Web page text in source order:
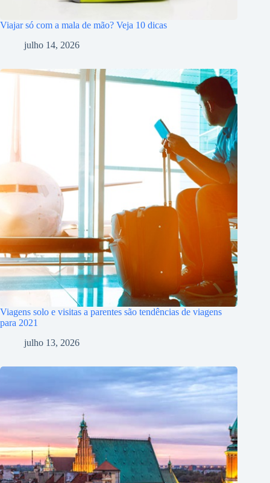
Viajar só com a mala de mão? Veja 10 dicas
julho 14, 2026
Viagens solo e visitas a parentes são tendências de viagens
para 2021
julho 13, 2026